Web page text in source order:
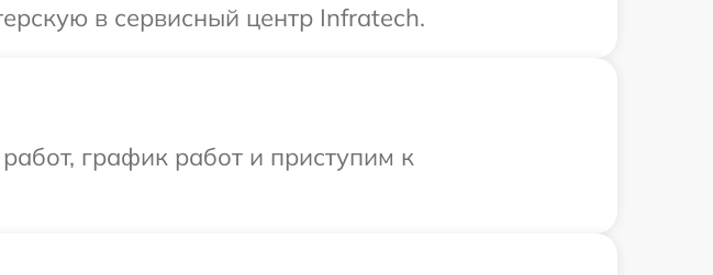
в сервисный центр Infratech.
график работ и приступим к